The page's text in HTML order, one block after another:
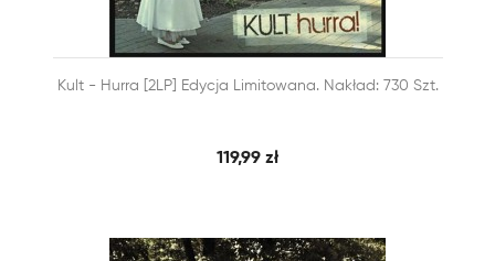
 DODAJ DO KOSZYKA SZYBKI PODGLĄD
Kult - Hurra [2LP] Edycja Limitowana. Nakład: 730 Szt.
119,99 zł